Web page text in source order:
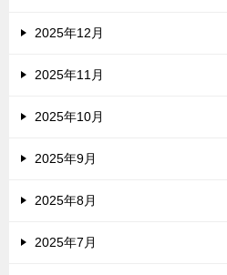
2025年12月
2025年11月
2025年10月
2025年9月
2025年8月
2025年7月